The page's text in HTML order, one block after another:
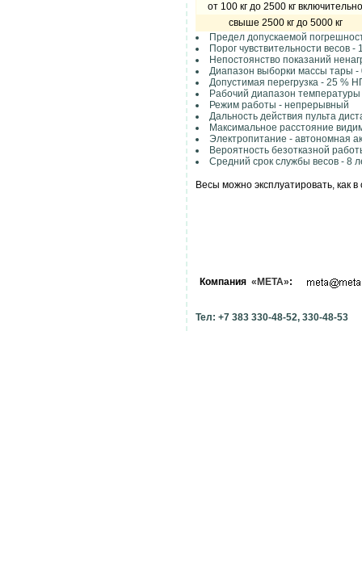
от 100 кг до 2500 кг включительно
свыше 2500 кг до 5000 кг
Предел допускаемой
Порог чувствительности весов -
Непостоянство показаний
Диапазон выборки массы тары -
Допустимая перегрузка - 25 %
Рабочий диапазон
Режим работы - непрерывный
Дальность действия пульта
Максимальное расстояние
Электропитание - автономная
Вероятность безотказной
Средний срок службы весов - 8
Весы можно эксплуатировать, как
Компания «МЕТА»:
Тел: +7 383 330-48-52, 330-48-53